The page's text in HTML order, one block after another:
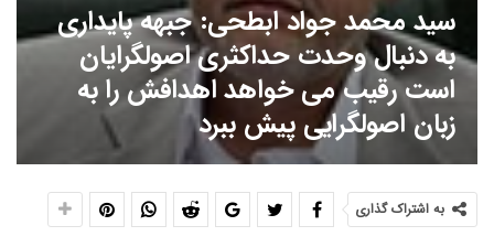
سید محمد جواد ابطحی: جبهه پایداری
به دنبال وحدت حداکثری اصولگرایان
است رقیب می خواهد اهدافش را به
زبان اصولگرایی پیش ببرد
به اشتراک گذاری